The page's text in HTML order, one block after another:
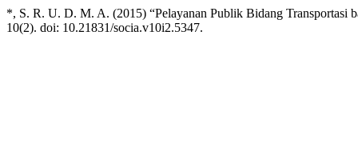
*, S. R. U. D. M. A. (2015) “Pelayanan Publik Bidang Transportasi
10(2). doi: 10.21831/socia.v10i2.5347.